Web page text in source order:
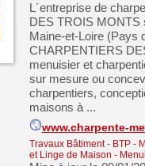
L´entreprise de
DES TROIS MONTS
Maine-et-Loire (Pays
CHARPENTIERS
menuisier et
sur mesure ou
charpentiers,
maisons à ...
www.charpente-
Travaux Bâtiment - BTP -
et Linge de Maison -